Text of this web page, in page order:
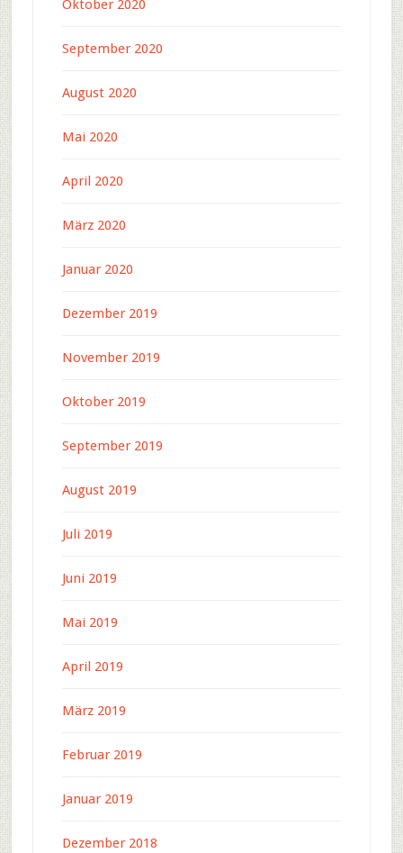
Oktober 2020
September 2020
August 2020
Mai 2020
April 2020
März 2020
Januar 2020
Dezember 2019
November 2019
Oktober 2019
September 2019
August 2019
Juli 2019
Juni 2019
Mai 2019
April 2019
März 2019
Februar 2019
Januar 2019
Dezember 2018